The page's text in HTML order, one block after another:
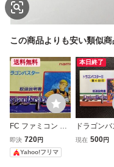
この商品よりも安い類似商
送料無料
FC ファミコン ド
ラゴンバスター 取
扱説明書 ナムコ n
amcot
即決 720円
Yahoo!フリマ
本日終了
ドラゴンバ
I 闇の封印
現在 500円